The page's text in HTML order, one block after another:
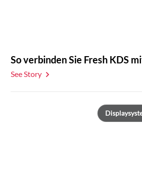
So verbinden Sie Fresh KDS
See Story